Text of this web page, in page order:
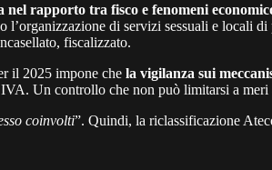
rapporto tra fisco e fenomeni
l’organizzazione di servizi sessuali e locali
fiscalizzato.
il 2025 impone che la vigilanza sui
Un controllo che non può limitarsi a
coinvolti”. Quindi, la riclassificazione